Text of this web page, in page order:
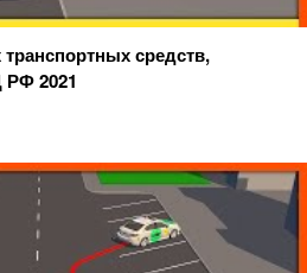
средств,
2021